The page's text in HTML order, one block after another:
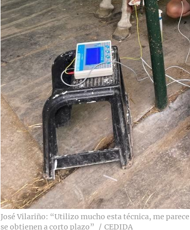
José Vilariño: “Utilizo mucho esta técnica, me
se obtienen a corto plazo”
CEDIDA